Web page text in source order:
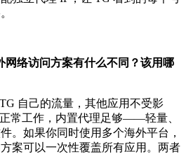
网络访问方案有什么不同？该用哪
自己的流量，其他应用不受影
常工作，内置代理足够——轻量、
。如果你同时使用多个海外平台，
案可以一次性覆盖所有应用。两者